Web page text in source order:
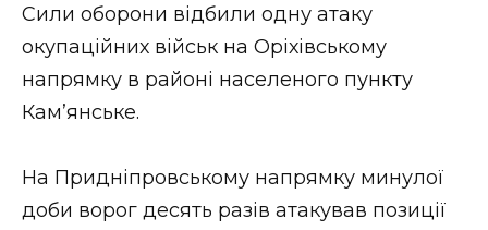
Сили оборони відбили одну атаку
окупаційних військ на Оріхівському
напрямку в районі населеного пункту
Кам’янське.
На Придніпровському напрямку минулої
доби ворог десять разів атакував позиції